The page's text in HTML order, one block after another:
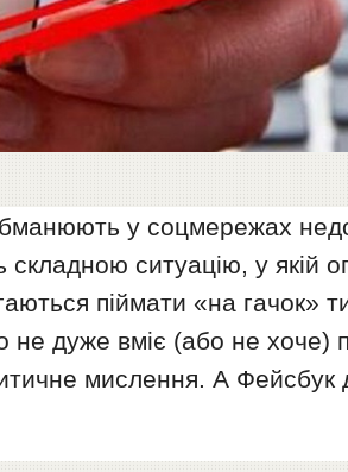
у соцмережах
ситуацію, у якій
піймати «на гачок»
не дуже вміє (або не хоче)
мислення. А Фейсбук